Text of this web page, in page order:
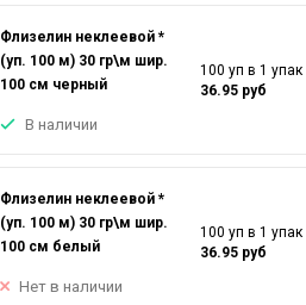
Флизелин неклеевой *
(уп. 100 м) 30 гр\м шир.
100 см черный
В наличии
100 уп в 1 упак
36.95 руб
Флизелин неклеевой *
(уп. 100 м) 30 гр\м шир.
100 см белый
Нет в наличии
100 уп в 1 упак
36.95 руб